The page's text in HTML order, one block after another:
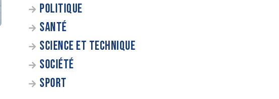
POLITIQUE
SANTÉ
SCIENCE ET TECHNIQUE
SOCIÉTÉ
SPORT